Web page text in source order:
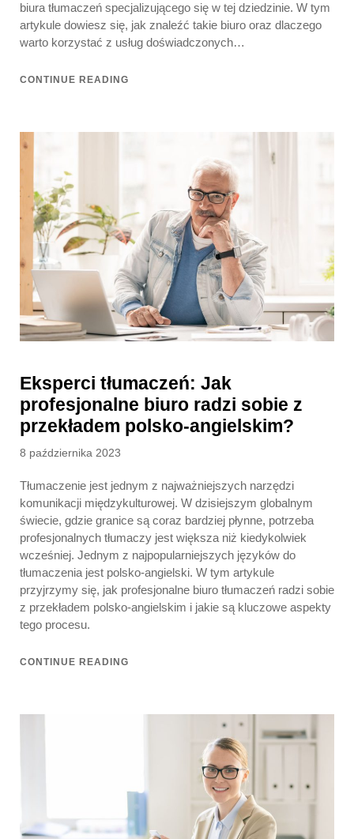
biura tłumaczeń specjalizującego się w tej dziedzinie. W tym
artykule dowiesz się, jak znaleźć takie biuro oraz dlaczego
warto korzystać z usług doświadczonych…
CONTINUE READING
Eksperci tłumaczeń: Jak
profesjonalne biuro radzi sobie z
przekładem polsko-angielskim?
Posted
8 października 2023
Tłumaczenie jest jednym z najważniejszych narzędzi
komunikacji międzykulturowej. W dzisiejszym globalnym
świecie, gdzie granice są coraz bardziej płynne, potrzeba
profesjonalnych tłumaczy jest większa niż kiedykolwiek
wcześniej. Jednym z najpopularniejszych języków do
tłumaczenia jest polsko-angielski. W tym artykule
przyjrzymy się, jak profesjonalne biuro tłumaczeń radzi sobie
z przekładem polsko-angielskim i jakie są kluczowe aspekty
tego procesu.
CONTINUE READING